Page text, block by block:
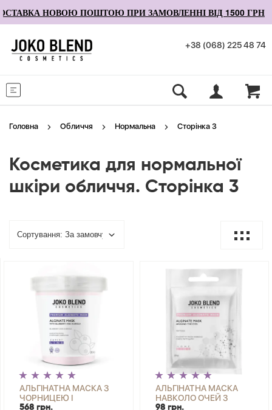
НОВОЮ ПОШТОЮ ПРИ ЗАМОВЛЕННІ ВІД 1500 ГРН
+38 (068) 225 48 74
Головна Обличчя Нормальна Сторінка 3
Косметика для нормальної
шкіри обличчя. Сторінка 3
АЛЬГІНАТНА МАСКА З
ЧОРНИЦЕЮ І
АЦЕРОЛОЮ JOKO
568 грн.
АЛЬГІНАТНА МАСКА
НАВКОЛО ОЧЕЙ З
ПЕПТИДАМИ JOKO
98 грн.